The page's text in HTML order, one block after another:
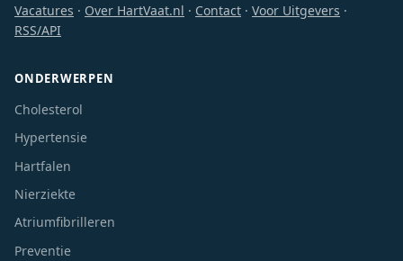
Vacatures · Over HartVaat.nl · Contact · Voor Uitgevers ·
RSS/API
ONDERWERPEN
Cholesterol
Hypertensie
Hartfalen
Nierziekte
Atriumfibrilleren
Preventie